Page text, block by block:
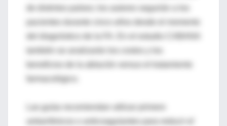
de distintos países; los autores seguirán a los
del diagnóstico de la FA. En el estudio CABANA
farmacológico.
Las guías recomiendan utilizar primero
antiarrítmicos o anticoagulantes para reducir el